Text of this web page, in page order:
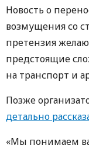
Новость о
возмущения со
претензия
предстоящие
на транспорт и
Позже
детально
«Мы понимаем